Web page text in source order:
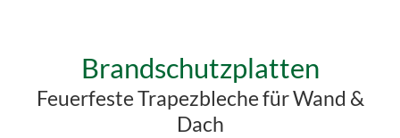
Brandschutzplatten
Feuerfeste Trapezbleche für Wand &
Dach